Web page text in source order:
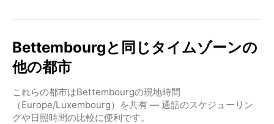
Bettembourgと同じタイムゾーンの
他の都市
これらの都市はBettembourgの現地時間
（Europe/Luxembourg）を共有 — 通話のスケジューリン
グや日照時間の比較に便利です。